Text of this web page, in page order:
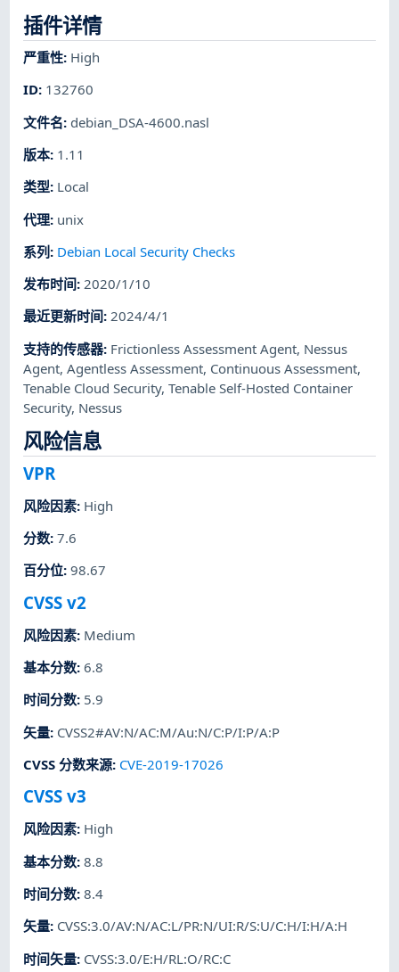
插件详情
严重性: High
ID: 132760
文件名: debian_DSA-4600.nasl
版本: 1.11
类型: Local
代理: unix
系列: Debian Local Security Checks
发布时间:2020/1/10
最近更新时间:2024/4/1
支持的传感器: Frictionless Assessment Agent, Nessus
Agent,Agentless Assessment, Continuous Assessment,
Tenable Cloud Security,Tenable Self-Hosted Container
Security, Nessus
风险信息
VPR
风险因素: High
分数:7.6
百分位:98.67
CVSS v2
风险因素: Medium
基本分数:6.8
时间分数: 5.9
矢量: CVSS2#AV:N/AC:M/Au:N/C:P/I:P/A:P
CVSS 分数来源: CVE-2019-17026
CVSS v3
风险因素: High
基本分数:8.8
时间分数:8.4
矢量: CVSS:3.0/AV:N/AC:L/PR:N/UI:R/S:U/C:H/I:H/A:H
时间矢量: CVSS:3.0/E:H/RL:O/RC:C